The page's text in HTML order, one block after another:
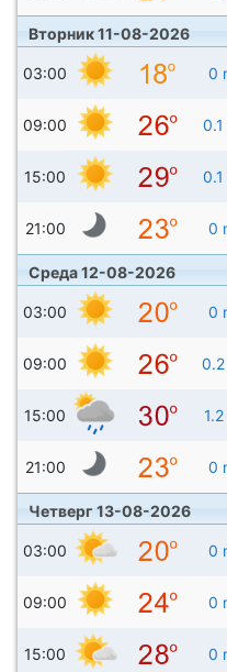
Вторник 11-08-2026
03:00 0
09:00
15:00
21:00 0
Среда 12-08-2026
03:00 0
09:00 0.2
15:00
21:00 0
Четверг 13-08-2026
03:00 0
09:00 0
15:00 0